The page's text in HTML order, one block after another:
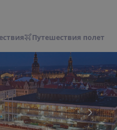
Путешествия полет